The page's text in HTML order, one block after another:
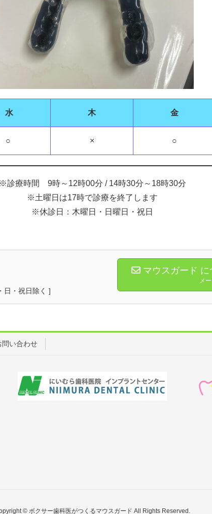
水 木 金
○ × ○
※診療時間 9時～12時00分 / 14時30分～18時30分
※土曜日は17時で診療を終了します
※休診日：木曜日・日曜日・祝日
日・祝日除く ]
マウスガード
メ
問い合わせ
© ボクサー歯科医がつくるマウスガード All Rights Reserved.